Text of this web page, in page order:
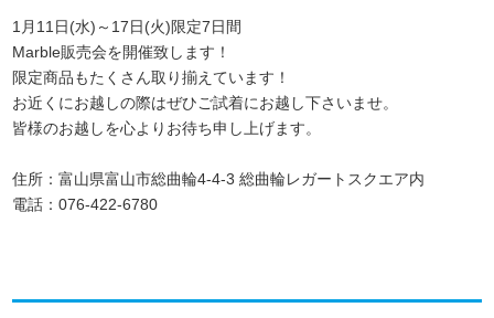
1月11日(水)～17日(火)限定7日間
Marble販売会を開催致します！
限定商品もたくさん取り揃えています！
お近くにお越しの際はぜひご試着にお越し下さいませ。
皆様のお越しを心よりお待ち申し上げます。
住所：富山県富山市総曲輪4-4-3 総曲輪レガートスクエア内
電話：076-422-6780